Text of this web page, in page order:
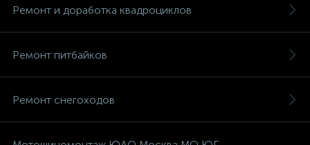
Ремонт и доработка квадроциклов
Ремонт питбайков
Ремонт снегоходов